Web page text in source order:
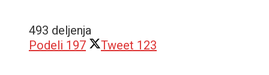
493 deljenja
Podeli 197 Tweet 123